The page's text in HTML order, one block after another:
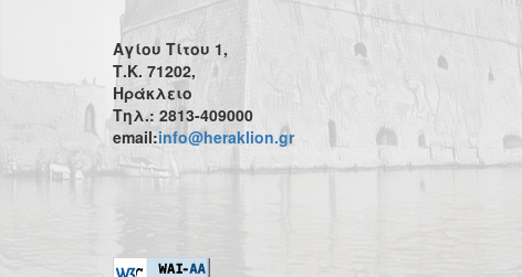
Αγίου Τίτου 1,
Τ.Κ. 71202,
Ηράκλειο
Τηλ.: 2813-409000
email:info@heraklion.gr